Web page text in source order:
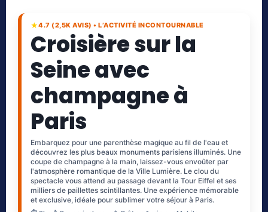
★4.7 (2,5K AVIS) • L’ACTIVITÉ INCONTOURNABLE
Croisière sur la
Seine avec
champagne à
Paris
Embarquez pour une parenthèse magique au fil de l'eau et
découvrez les plus beaux monuments parisiens illuminés. Une
coupe de champagne à la main, laissez-vous envoûter par
l'atmosphère romantique de la Ville Lumière. Le clou du
spectacle vous attend au passage devant la Tour Eiffel et ses
milliers de paillettes scintillantes. Une expérience mémorable
et exclusive, idéale pour sublimer votre séjour à Paris.